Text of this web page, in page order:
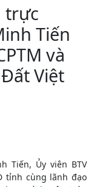
trực
Tiến
và
Việt
Tiến, Ủy viên BTV
tỉnh cùng lãnh đạo